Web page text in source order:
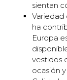
sientan
Variedad
ha
Europa
vestidos
ocasión